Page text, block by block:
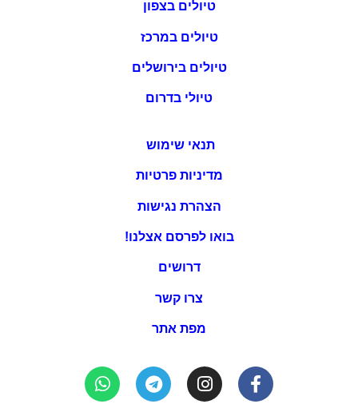
טיולים בצפון
טיולים במרכז
טיולים בירושלים
טיולי בדרום
תנאי שימוש
מדיניות פרטיות
הצהרת נגישות
בואו לפרסם אצלנו!
דרושים
צרו קשר
מפת אתר